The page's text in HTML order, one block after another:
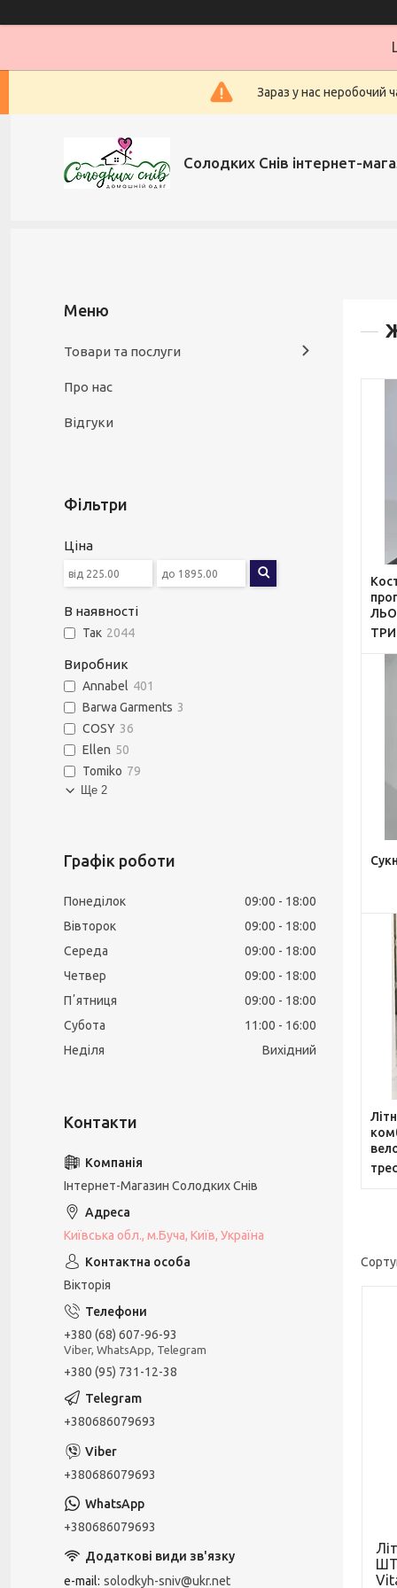
Зараз у нас неробочий
Солодких Снів інтернет-
Товари та послуги
Про нас
Відгуки
Фільтри
Ціна
В наявності
Так 2044
Виробник
Annabel 401
Barwa Garments 3
COSY 36
Ellen 50
Tomiko 79
Ще 2
Графік роботи
Понеділок 09:00
18:00
Вівторок
09:00
18:00
Середа
09:00
18:00
Четвер
09:00
18:00
Пʼятниця
09:00
18:00
Субота
11:00
16:00
Неділя
Вихідний
Інтернет-Магазин Солодких Снів
Київська обл., м.Буча, Київ, Україна
Вікторія
+380 (68) 607-96-93
Viber, WhatsApp, Telegram
+380 (95) 731-12-38
+380686079693
+380686079693
+380686079693
e-mail solodkyh-sniv@ukr.net